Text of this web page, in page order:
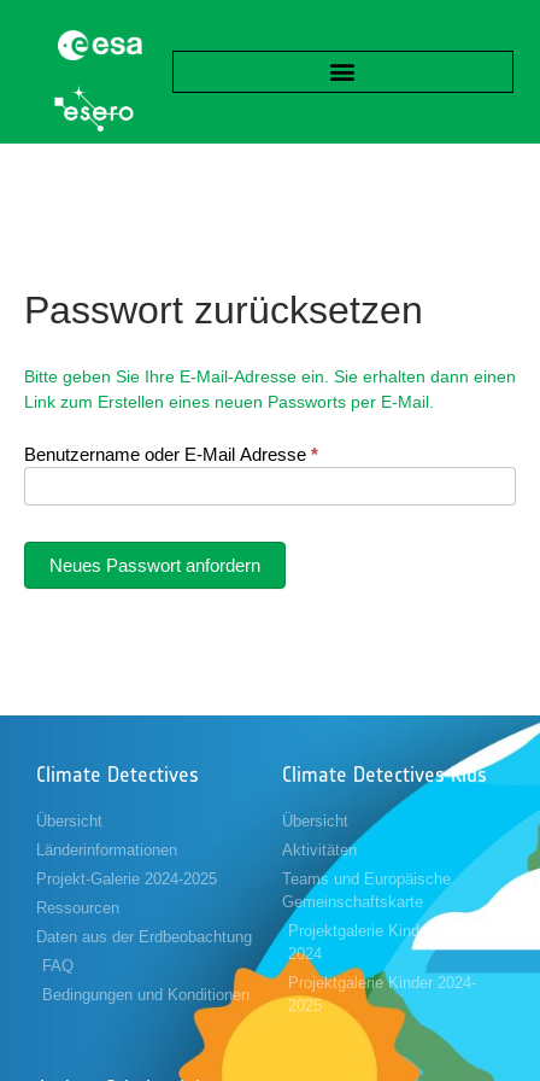
Passwort zurücksetzen
Bitte geben Sie Ihre E-Mail-Adresse ein. Sie erhalten dann einen
Link zum Erstellen eines neuen Passworts per E-Mail.
Benutzername oder E-Mail Adresse *
Climate Detectives
Übersicht
Länderinformationen
Projekt-Galerie 2024-2025
Ressourcen
Daten aus der Erdbeobachtung
FAQ
Bedingungen und Konditionen
Climate Detectives Kids
Übersicht
Aktivitäten
Teams und Europäische
Gemeinschaftskarte
Projektgalerie Kinder 2023-
2024
Projektgalerie Kinder 2024-
2025